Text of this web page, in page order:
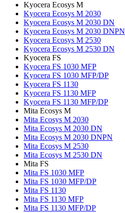
Kyocera Ecosys M
Kyocera Ecosys M 2030
Kyocera Ecosys M 2030 DN
Kyocera Ecosys M 2030 DNPN
Kyocera Ecosys M 2530
Kyocera Ecosys M 2530 DN
Kyocera FS
Kyocera FS 1030 MFP
Kyocera FS 1030 MFP/DP
Kyocera FS 1130
Kyocera FS 1130 MFP
Kyocera FS 1130 MFP/DP
Mita Ecosys M
Mita Ecosys M 2030
Mita Ecosys M 2030 DN
Mita Ecosys M 2030 DNPN
Mita Ecosys M 2530
Mita Ecosys M 2530 DN
Mita FS
Mita FS 1030 MFP
Mita FS 1030 MFP/DP
Mita FS 1130
Mita FS 1130 MFP
Mita FS 1130 MFP/DP